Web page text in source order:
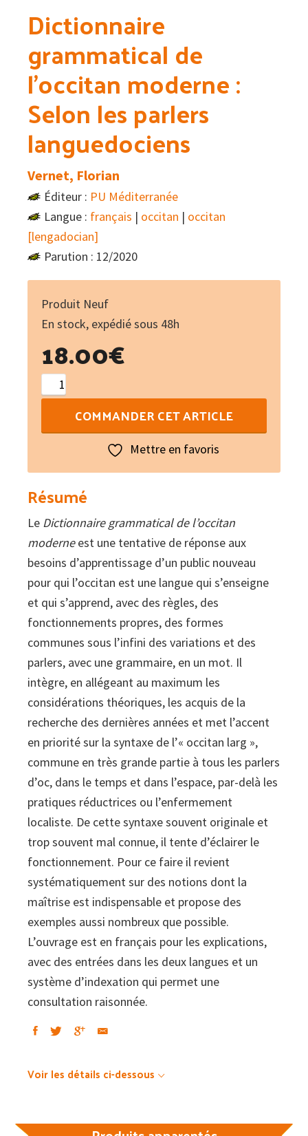
Dictionnaire
grammatical de
l’occitan moderne :
Selon les parlers
languedociens
Vernet, Florian
Éditeur : PU Méditerranée
Langue : français | occitan | occitan
[lengadocian]
Parution : 12/2020
Produit Neuf
En stock, expédié sous 48h
18.00€
quantité
de
Dictionnaire
moderne
Selon
les
parlers
languedociens
COMMANDER CET ARTICLE
Mettre en favoris
Résumé
Le Dictionnaire grammatical de l’occitan
moderneest une tentative de réponse aux
besoins d’apprentissage d’un public nouveau
pour qui l’occitan est une langue qui s’enseigne
et qui s’apprend, avec des règles, des
fonctionnements propres, des formes
communes sous l’infini des variations et des
parlers, avec une grammaire, en un mot. Il
intègre, en allégeant au maximum les
considérations théoriques, les acquis de la
recherche des dernières années et met l’accent
en priorité sur la syntaxe de l’« occitan larg »,
commune en très grande partie à tous les parlers
d’oc, dans le temps et dans l’espace, par-delà les
pratiques réductrices ou l’enfermement
localiste. De cette syntaxe souvent originale et
trop souvent mal connue, il tente d’éclairer le
fonctionnement. Pour ce faire il revient
systématiquement sur des notions dont la
maîtrise est indispensable et propose des
exemples aussi nombreux que possible.
L’ouvrage est en français pour les explications,
avec des entrées dans les deux langues et un
système d’indexation qui permet une
consultation raisonnée.
Voir les détails ci-dessous